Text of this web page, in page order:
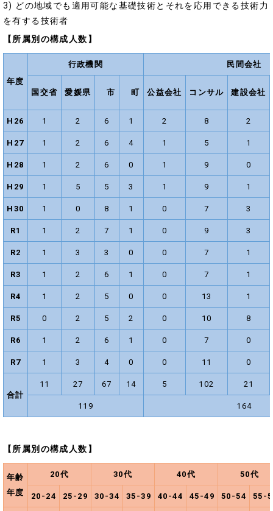
3) どの地域でも適用可能な基礎技術とそれを応用できる技術力
を有する技術者
【所属別の構成人数】
年度
行政機関 民間会社
国交省 愛媛県 市 町 公益会社 コンサル 建設会社
H26 1 2 6 1 2 8 2
H27 1 2 6 4 1 5 1
H28 1 2 6 0 1 9 0
H29 1 5 5 3 1 9 1
H30 1 0 8 1 0 7 3
R1 1 2 7 1 0 9 3
R2 1 3 3 0 0 7 1
R3 1 2 6 1 0 7 1
R4 1 2 5 0 0 13 1
R5 0 2 5 2 0 10 8
R6 1 2 6 1 0 7 0
R7 1 3 4 0 0 11 0
合計
11 27 67 14 5 102 21
119 164
【所属別の構成人数】
年齢
年度
20代 30代 40代 50代
20-24 25-29 30-34 35-39 40-44 45-49 50-54 55-